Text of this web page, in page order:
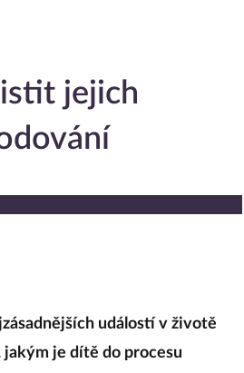
jejich
událostí v životě
je dítě do procesu